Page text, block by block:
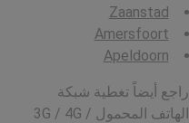
Zaanstad
Amersfoort
Apeldoorn
راجع أيضاً تغطية شبكة
الهاتف المحمول 3G / 4G /